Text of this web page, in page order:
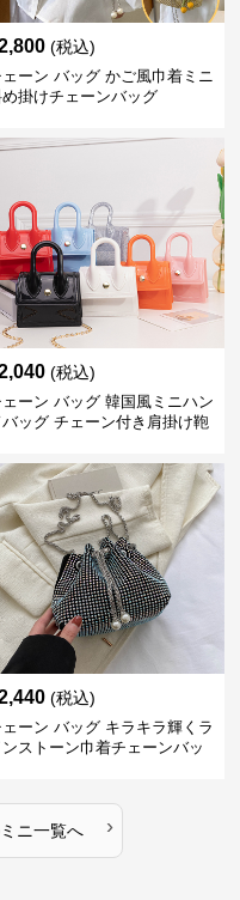
(税込)
ーン バッグ かご風巾着ミニ
掛けチェーンバッグ
(税込)
ーン バッグ 韓国風ミニハン
バッグ チェーン付き肩掛け鞄
(税込)
ーン バッグ キラキラ輝くラ
ンストーン巾着チェーンバッ
ミニ一覧へ ›